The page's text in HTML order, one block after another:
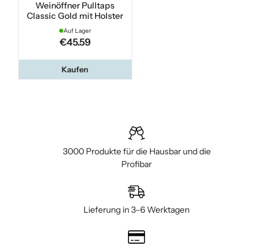
Weinöffner Pulltaps
Classic Gold mit Holster
Auf Lager
€45.59
Kaufen
3000 Produkte für die Hausbar und die
Profibar
Lieferung in 3–6 Werktagen